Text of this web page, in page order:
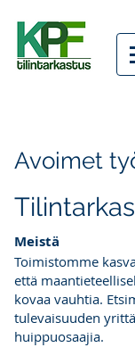
Avoimet
Meistä
Toimistomme
että
kovaa vauhtia.
tulevaisuuden
huippuosaajia.